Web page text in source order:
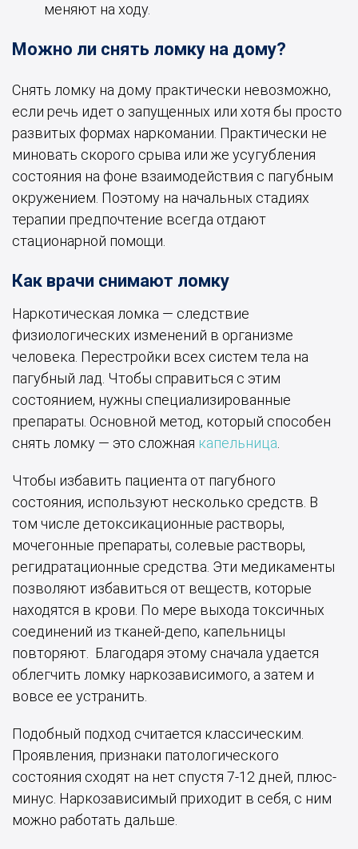
меняют на ходу.
Можно ли снять ломку на дому?
Снять ломку на дому практически невозможно,
если речь идет о запущенных или хотя бы просто
развитых формах наркомании. Практически не
миновать скорого срыва или же усугубления
состояния на фоне взаимодействия с пагубным
окружением. Поэтому на начальных стадиях
терапии предпочтение всегда отдают
стационарной помощи.
Как врачи снимают ломку
Наркотическая ломка — следствие
физиологических изменений в организме
человека. Перестройки всех систем тела на
пагубный лад. Чтобы справиться с этим
состоянием, нужны специализированные
препараты. Основной метод, который способен
снять ломку — это сложная капельница
Чтобы избавить пациента от пагубного
состояния, используют несколько средств. В
том числе детоксикационные растворы,
мочегонные препараты, солевые растворы,
регидратационные средства. Эти медикаменты
позволяют избавиться от веществ, которые
находятся в крови. По мере выхода токсичных
соединений из тканей-депо, капельницы
повторяют. Благодаря этому сначала удается
облегчить ломку наркозависимого, а затем и
вовсе ее устранить.
Подобный подход считается классическим.
Проявления, признаки патологического
состояния сходят на нет спустя 7-12 дней, плюс-
минус. Наркозависимый приходит в себя, с ним
можно работать дальше.